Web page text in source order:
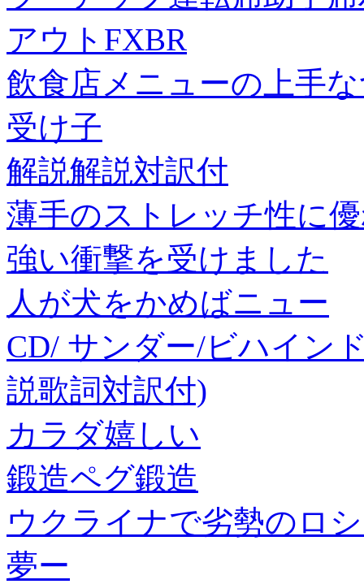
アウトFXBR
飲食店メニューの上手
受け子
解説解説対訳付
薄手のストレッチ性に
強い衝撃を受けました
人が犬をかめばニュー
CD/ サンダー/ビハイン
説歌詞対訳付)
カラダ嬉しい
鍛造ペグ鍛造
ウクライナで劣勢のロ
夢ー